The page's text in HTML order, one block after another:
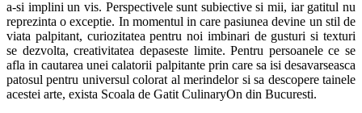
a-si implini un vis. Perspectivele sunt subiective si mii, iar gatitul nu
reprezinta o exceptie. In momentul in care pasiunea devine un stil de
viata palpitant, curiozitatea pentru noi imbinari de gusturi si texturi
se dezvolta, creativitatea depaseste limite. Pentru persoanele ce se
afla in cautarea unei calatorii palpitante prin care sa isi desavarseasca
patosul pentru universul colorat al merindelor si sa descopere tainele
acestei arte, exista Scoala de Gatit CulinaryOn din Bucuresti.